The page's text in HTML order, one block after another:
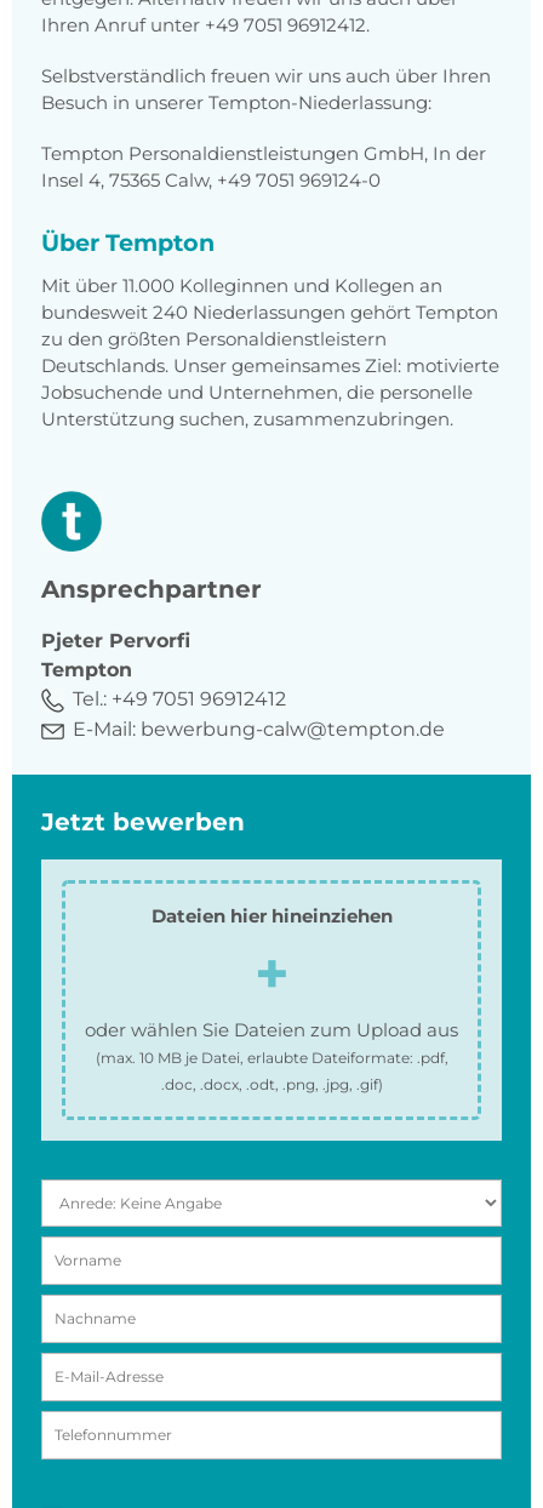
Ihren Anruf unter +49 7051 96912412.
Selbstverständlich freuen wir uns auch über Ihren
Besuch in unserer Tempton-Niederlassung:
Tempton Personaldienstleistungen GmbH, In der
Insel 4, 75365 Calw, +49 7051 969124-0
Über Tempton
Mit über 11.000 Kolleginnen und Kollegen an
bundesweit 240 Niederlassungen gehört Tempton
zu den größten Personaldienstleistern
Deutschlands. Unser gemeinsames Ziel: motivierte
Jobsuchende und Unternehmen, die personelle
Unterstützung suchen, zusammenzubringen.
Ansprechpartner
Pjeter Pervorfi
Tempton
Tel.: +49 7051 96912412
E-Mail: bewerbung-calw@tempton.de
Jetzt bewerben
Dateien hier hineinziehen
oder wählen Sie Dateien zum Upload aus
(max. 10 MBje Datei, erlaubte Dateiformate: .pdf,
.doc, .docx, .odt, .png, .jpg, .gif)